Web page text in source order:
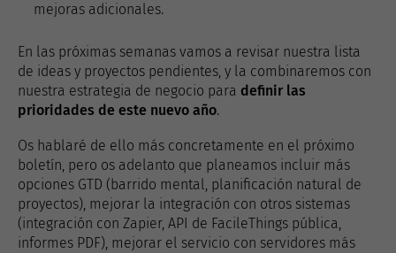
mejoras adicionales.
En las próximas semanas vamos a revisar nuestra lista
de ideas y proyectos pendientes, y la combinaremos con
nuestra estrategia de negocio para definir las
prioridades de este nuevo año.
Os hablaré de ello más concretamente en el próximo
boletín, pero os adelanto que planeamos incluir más
opciones GTD (barrido mental, planificación natural de
proyectos), mejorar la integración con otros sistemas
(integración con Zapier, API de FacileThings pública,
informes PDF), mejorar el servicio con servidores más